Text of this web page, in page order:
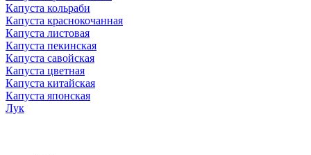
Капуста кольраби
Капуста краснокочанная
Капуста листовая
Капуста пекинская
Капуста савойская
Капуста цветная
Капуста китайская
Капуста японская
Лук